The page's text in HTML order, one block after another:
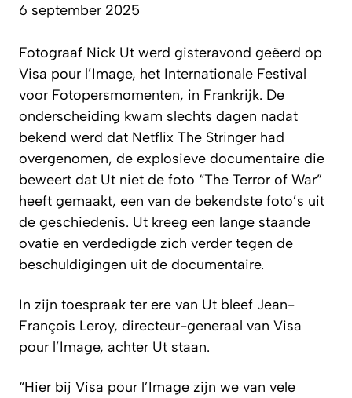
6 september 2025
Fotograaf Nick Ut werd gisteravond geëerd op
Visa pour l’Image, het Internationale Festival
voor Fotopersmomenten, in Frankrijk. De
onderscheiding kwam slechts dagen nadat
bekend werd dat Netflix The Stringer had
overgenomen, de explosieve documentaire die
beweert dat Ut niet de foto “The Terror of War”
heeft gemaakt, een van de bekendste foto’s uit
de geschiedenis. Ut kreeg een lange staande
ovatie en verdedigde zich verder tegen de
beschuldigingen uit de documentaire.
In zijn toespraak ter ere van Ut bleef Jean-
François Leroy, directeur-generaal van Visa
pour l’Image, achter Ut staan.
“Hier bij Visa pour l’Image zijn we van vele